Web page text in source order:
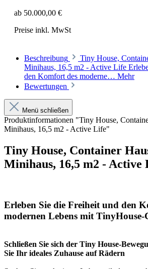
ab 50.000,00 €
Preise inkl. MwSt
Beschreibung
Tiny House,
Minihaus, 16,5 m2 - Active Life
den Komfort des moderne… Mehr
Bewertungen
Menü schließen
Produktinformationen "Tiny House,
Minihaus, 16,5 m2 - Active Life"
Tiny House, Container
Minihaus, 16,5 m2 - Active
Erleben Sie die Freiheit und den
modernen Lebens mit
Schließen Sie sich der Tiny House-
Sie Ihr ideales Zuhause auf Rädern